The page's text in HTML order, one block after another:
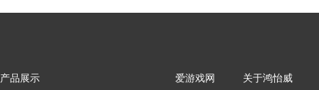
产品展示 爱游戏网 关于鸿怡威